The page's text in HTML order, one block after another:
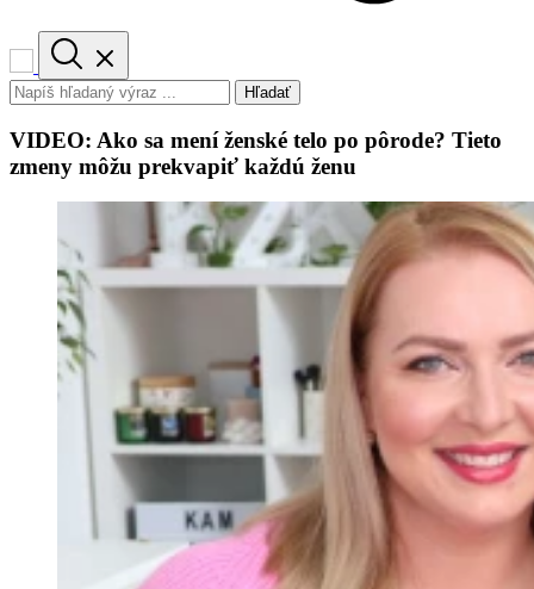
Hľadať
VIDEO: Ako sa mení ženské telo po pôrode? Tieto
zmeny môžu prekvapiť každú ženu